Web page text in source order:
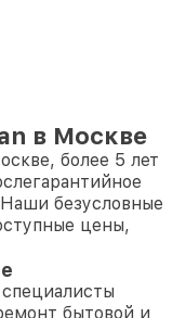
в Москве
более 5 лет
безусловные
цены,
бытовой и